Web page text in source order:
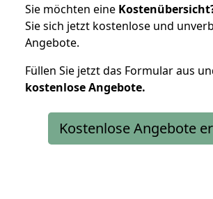
Sie möchten eine
Sie sich jetzt kostenlose und
Angebote.
Füllen Sie jetzt das Formular aus
kostenloseAngebote.
Kostenlose Angebote